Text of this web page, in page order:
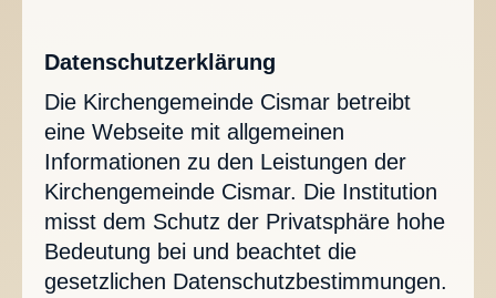
Datenschutzerklärung
Die Kirchengemeinde Cismar betreibt
eine Webseite mit allgemeinen
Informationen zu den Leistungen der
Kirchengemeinde Cismar. Die Institution
misst dem Schutz der Privatsphäre hohe
Bedeutung bei und beachtet die
gesetzlichen Datenschutzbestimmungen.